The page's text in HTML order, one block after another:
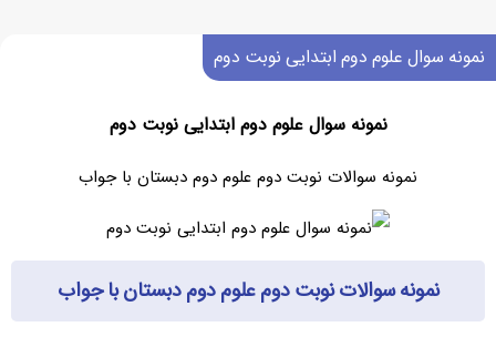
نمونه سوال علوم دوم ابتدایی نوبت دوم
نمونه سوال علوم دوم ابتدایی نوبت دوم
نمونه سوالات نوبت دوم علوم دوم دبستان با جواب
نمونه سوالات نوبت دوم علوم دوم دبستان با جواب